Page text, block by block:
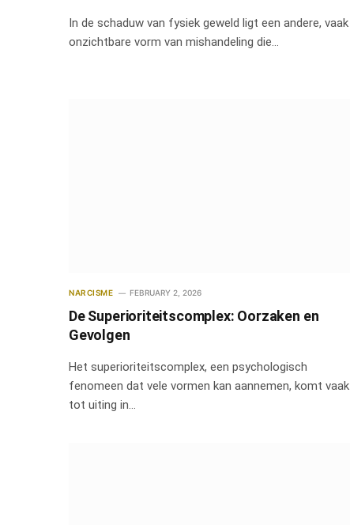
In de schaduw van fysiek geweld ligt een andere, vaak
onzichtbare vorm van mishandeling die…
NARCISME FEBRUARY 2, 2026
De Superioriteitscomplex: Oorzaken en
Gevolgen
Het superioriteitscomplex, een psychologisch
fenomeen dat vele vormen kan aannemen, komt vaak
tot uiting in…